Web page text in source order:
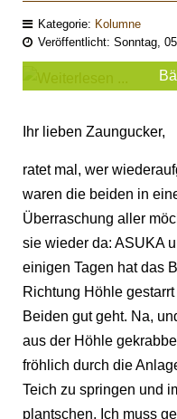
Kategorie: Kolumne
Veröffentlicht: Sonntag,
Ihr lieben Zaungucker,
ratet mal, wer
waren die beiden in
Überraschung aller
sie wieder da: ASUKA
einigen Tagen hat das
Richtung Höhle
Beiden gut geht. Na,
aus der Höhle
fröhlich durch die
Teich zu springen und
plantschen. Ich muss